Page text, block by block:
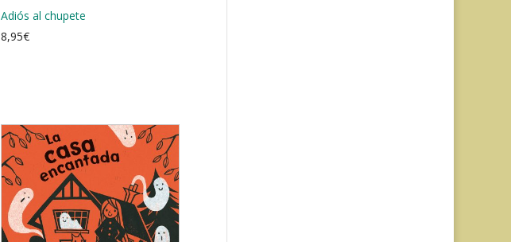
Adiós al chupete
8,95€